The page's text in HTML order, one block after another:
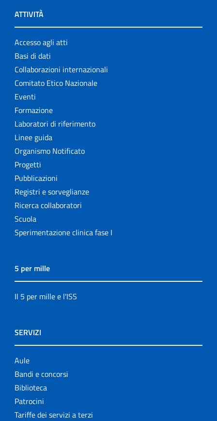
ATTIVITÀ
Accesso agli atti
Basi di dati
Collaborazioni internazionali
Comitato Etico Nazionale
Eventi
Formazione
Laboratori di riferimento
Linee guida
Organismo Notificato
Progetti
Pubblicazioni
Registri e sorveglianze
Ricerca collaboratori
Scuola
Sperimentazione clinica fase I
5 per mille
Il 5 per mille e l'ISS
SERVIZI
Aule
Bandi e concorsi
Biblioteca
Patrocini
Tariffe dei servizi a terzi